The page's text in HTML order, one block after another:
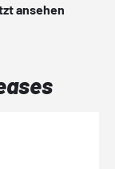
ansehen